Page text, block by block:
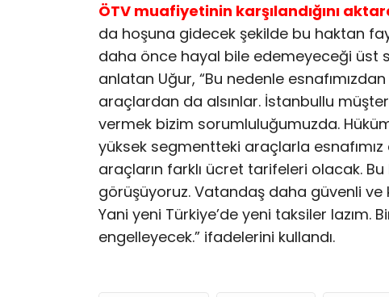
ÖTV muafiyetinin karşılandığını
da hoşuna gidecek şekilde bu haktan
daha önce hayal bile edemeyeceği üst
anlatan Uğur, “Bu nedenle
araçlardan da alsınlar. İstanbullu
vermek bizim sorumluluğumuzda.
yüksek segmentteki araçlarla
araçların farklı ücret tarifeleri olacak.
görüşüyoruz. Vatandaş daha güvenli
Yani yeni Türkiye’de yeni taksiler lazım.
engelleyecek.” ifadelerini kullandı.